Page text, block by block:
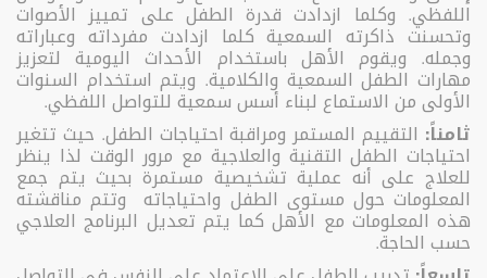
اللفظي. وكلما ازدادت قدرة الطفل على تمييز الأصوات
وتحسنت ذاكرته السمعية كلما ازدادت مفرداته وعباراته
وجمله. ويقوم الأهل باستخدام الأحداث اليومية لتعزيز
مهارات الطفل السمعية والكلامية. ويتم استخدام السنوات
الأولى من الاستماع لبناء أسس سمعية للتواصل اللفظي.
ثامناً: التقييم المستمر ومراقبة احتياجات الطفل. حيث تتغير
احتياجات الطفل التقنية والعلاجية مع مرور الوقت لذا ينظر
للعلاج على أنه عملية تشخيصية مستمرة بحيث يتم جمع
المعلومات حول مستوى الطفل واحتياجاته وتتم مناقشته
هذه المعلومات مع الأهل كما يتم تعديل البرنامج العلاجي
حسب الحاجة.